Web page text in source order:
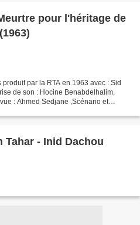
pour l'héritage de
par la RTA en 1963 avec : Sid
de son : Hocine Benabdelhalim,
: Ahmed Sedjane ,Scénario et
Tahar - Inid Dachou